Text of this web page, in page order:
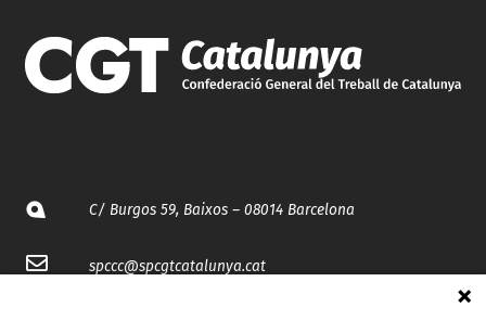
C/ Burgos 59, Baixos – 08014 Barcelona
spccc@spcgtcatalunya.cat